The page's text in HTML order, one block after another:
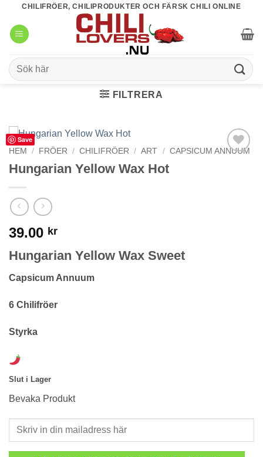
content
CHILIFRÖER, CHILIPRODUKTER OCH FÄRSK CHILI ONLINE
Sök
efter:
FILTRERA
Save
HEM / FRÖER / CHILIFRÖER / ART / CAPSICUM ANNUUM
Hungarian Yellow Wax Hot
39.00 kr
Hungarian Yellow Wax Sweet
Capsicum Annuum
6 Chilifröer
Styrka
Slut i Lager
Bevaka Produkt